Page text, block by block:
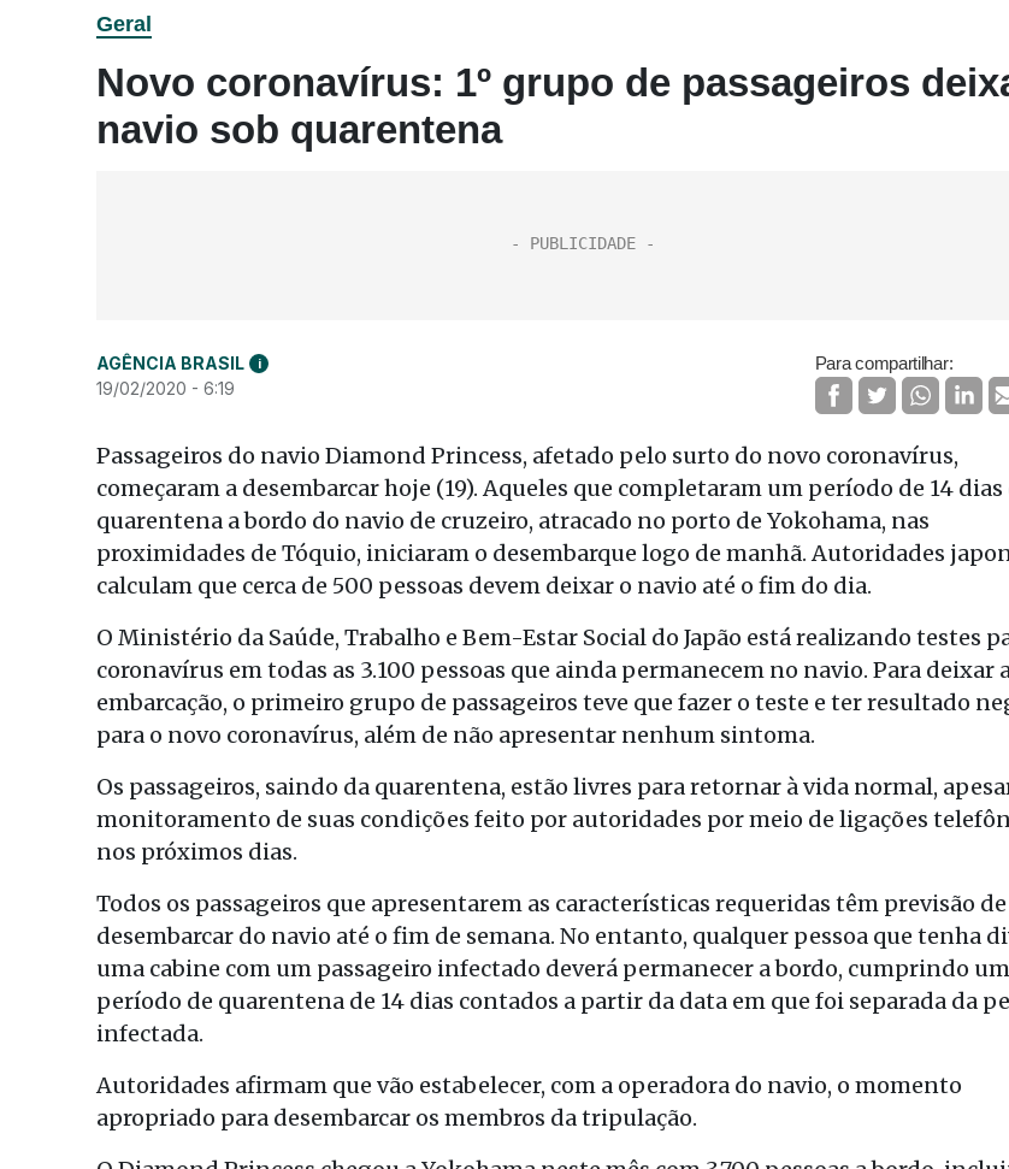
Geral
Novo coronavírus: 1º grupo de passageiros
navio sob quarentena
AGÊNCIA BRASIL i
19/02/2020 - 6:19
Para compartilhar:
Passageiros do navio Diamond Princess, afetado pelo surto do novo coronavírus,
começaram a desembarcar hoje (19). Aqueles que completaram um período de 14 dias
quarentena a bordo do navio de cruzeiro, atracado no porto de Yokohama, nas
proximidades de Tóquio, iniciaram o desembarque logo de manhã. Autoridades
calculam que cerca de 500 pessoas devem deixar o navio até o fim do dia.
O Ministério da Saúde, Trabalho e Bem-Estar Social do Japão está realizando testes
coronavírus em todas as 3.100 pessoas que ainda permanecem no navio. Para deixar
embarcação, o primeiro grupo de passageiros teve que fazer o teste e ter resultado
para o novo coronavírus, além de não apresentar nenhum sintoma.
Os passageiros, saindo da quarentena, estão livres para retornar à vida normal,
monitoramento de suas condições feito por autoridades por meio de ligações
nos próximos dias.
Todos os passageiros que apresentarem as características requeridas têm previsão de
desembarcar do navio até o fim de semana. No entanto, qualquer pessoa que tenha
uma cabine com um passageiro infectado deverá permanecer a bordo, cumprindo um
período de quarentena de 14 dias contados a partir da data em que foi separada da
infectada.
Autoridades afirmam que vão estabelecer, com a operadora do navio, o momento
apropriado para desembarcar os membros da tripulação.